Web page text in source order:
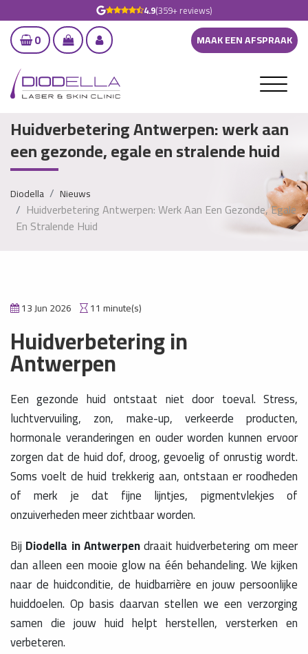
4.9(359+ reviews)
0 MAAK EEN AFSPRAAK
Huidverbetering Antwerpen: werk aan
een gezonde, egale en stralende huid
Diodella Nieuws
Huidverbetering Antwerpen: Werk Aan Een Gezonde, Egale
En Stralende Huid
13 Jun 2026 11 minute(s)
Huidverbetering in
Antwerpen
Een gezonde huid ontstaat niet door toeval. Stress,
luchtvervuiling, zon, make-up, verkeerde producten,
hormonale veranderingen en ouder worden kunnen ervoor
zorgen dat de huid dof, droog, gevoelig of onrustig wordt.
Soms voelt de huid trekkerig aan, ontstaan er roodheden
of merk je dat fijne lijntjes, pigmentvlekjes of
onzuiverheden meer zichtbaar worden.
Bij Diodella in Antwerpendraait huidverbetering om meer
dan alleen een mooie glow na één behandeling. We kijken
naar de huidconditie, de huidbarrière en jouw persoonlijke
huiddoelen. Op basis daarvan stellen we een verzorging
samen die jouw huid helpt herstellen, versterken en
verbeteren.